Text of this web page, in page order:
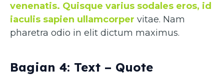
venenatis. Quisque varius sodales eros, id
iaculis sapien ullamcorper vitae. Nam
pharetra odio in elit dictum maximus.
Bagian 4: Text – Quote